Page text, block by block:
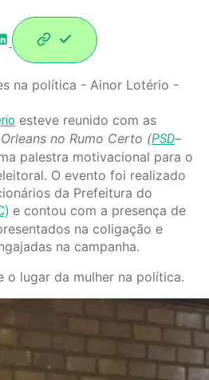
esteve reunido com as
no Rumo Certo (PSD–
palestra motivacional para o
O evento foi realizado
da Prefeitura do
e contou com a presença de
na coligação e
na campanha.
o lugar da mulher na política.